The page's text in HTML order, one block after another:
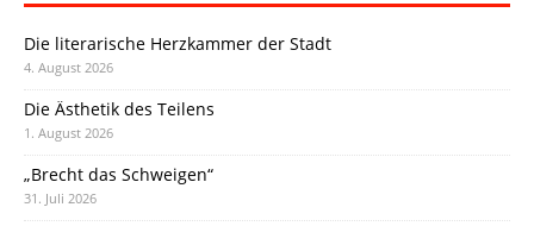
Die literarische Herzkammer der Stadt
4. August 2026
Die Ästhetik des Teilens
1. August 2026
„Brecht das Schweigen“
31. Juli 2026